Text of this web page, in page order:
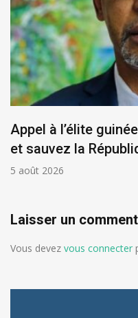
Appel à l’élite
et sauvez la
5 août 2026
Laisser un
Vous devez vous connecter